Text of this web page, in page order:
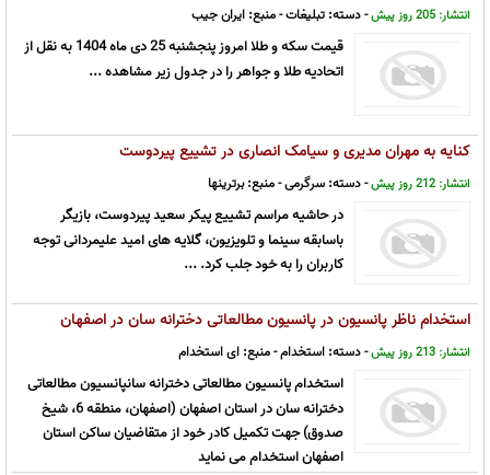
انتشار: 205 روز پیش - دسته: تبلیغات- منبع: ایران جیب
قیمت سکه و طلا امروز پنجشنبه 25 دی ماه 1404 به نقل از
اتحادیه طلا و جواهر را در جدول زیر مشاهده ...
کنایه به مهران مدیری و سیامک انصاری در تشییع پیردوست
انتشار: 212 روز پیش - دسته: سرگرمی- منبع:برترینها
در حاشیه مراسم تشییع پیکر سعید پیردوست، بازیگر
باسابقه سینما و تلویزیون، گلایه های امید علیمردانی توجه
کاربران را به خود جلب کرد. ...
استخدام ناظر پانسیون در پانسیون مطالعاتی دخترانه سان در اصفهان
انتشار: 213 روز پیش - دسته: استخدام- منبع: ای استخدام
استخدام پانسیون مطالعاتی دخترانه سانپانسیون مطالعاتی
دخترانه سان در استان اصفهان (اصفهان، منطقه 6، شیخ
صدوق) جهت تکمیل کادر خود از متقاضیان ساکن استان
اصفهان استخدام می نماید